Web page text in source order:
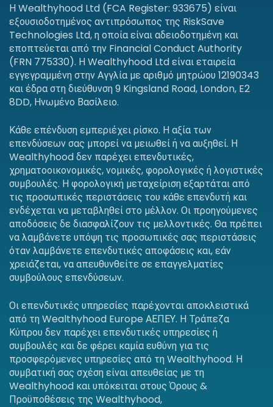
Η Wealthyhood Ltd (FCA Register: 933675) είναι
εξουσιοδοτημένος αντιπρόσωπος της RiskSave
Technologies Ltd, η οποία είναι αδειοδοτημένη και
εποπτεύεται από την Financial Conduct Authority
(FRN 775330). Η Wealthyhood Ltd είναι εταιρεία
εγγεγραμμένη στην Αγγλία με αριθμό μητρώου 12190343
και έδρα στη διεύθυνση 9 Kingsland Road, London, E2
8DD, Ηνωμένο Βασίλειο.
Κάθε επένδυση εμπεριέχει ρίσκο. Η αξία των
επενδύσεων σας μπορεί να μειωθεί ή να αυξηθεί. Η
Wealthyhood δεν παρέχει επενδυτικές,
χρηματοοικονομικές, νομικές, φορολογικές ή λογιστικές
συμβουλές. Η φορολογική μεταχείριση εξαρτάται από
τις προσωπικές περιστάσεις του κάθε επενδυτή και
ενδέχεται να μεταβληθεί στο μέλλον. Οι προηγούμενες
αποδόσεις δε διασφαλίζουν τις μελλοντικές. Θα πρέπει
να λαμβάνετε υπόψη τις προσωπικές σας περιστάσεις
όταν λαμβάνετε επενδυτικές αποφάσεις και, εάν
χρειάζεται, να απευθυνθείτε σε επαγγελματίες
συμβούλους επενδύσεων.
Οι επενδυτικές υπηρεσίες παρέχονται αποκλειστικά
από τη Wealthyhood Europe ΑΕΠΕΥ. Η Τράπεζα
Κύπρου δεν παρέχει επενδυτικές υπηρεσίες ή
συμβουλές και δε φέρει καμία ευθύνη για τις
προσφερόμενες υπηρεσίες από τη Wealthyhood. Η
συμβατική σας σχέση είναι απευθείας με τη
Wealthyhood και υπόκειται στους Όρους &
Προϋποθέσεις της Wealthyhood,